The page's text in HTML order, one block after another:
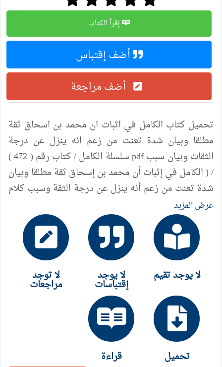
إقرأ الكتاب
أضف إقتباس
أضف مراجعة
تحميل كتاب الكامل في اثبات ان محمد بن اسحاق ثقة
مطلقا وبيان شدة تعنت من زعم انه ينزل عن درجة
الثقات وبيان سبب pdf سلسلة الكامل / كتاب رقم ( 472 )
/ ( الكامل في إثبات أن محمد بن إسحاق ثقة مطلقا وبيان
شدة تعنت من زعم أنه ينزل عن درجة الثقة وسبب كلام
الإمام مالك فيه وبيان عدم تفرده بشئ مما انتُقِد عليه ) ،
لمؤلفه د/ عامر الحسيني
عرض المزيد
لا يوجد تقيم لا يوجد
إقتباسات
لا توجد
مراجعات
تحميل قراءة